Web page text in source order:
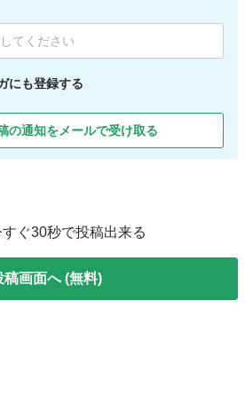
にも登録する
の通知をメールで受け取る
ぐ30秒で投稿出来る
稿画面へ (無料)